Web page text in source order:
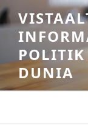
Skip
to
content
DUNIA